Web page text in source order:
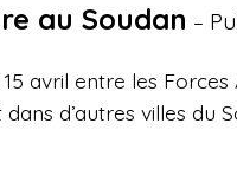
au Soudan –
avril entre les Forces
d’autres villes du